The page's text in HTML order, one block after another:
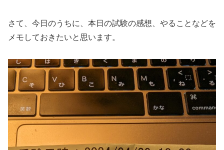
さて、今日のうちに、本日の試験の感想、やることなどを
メモしておきたいと思います。